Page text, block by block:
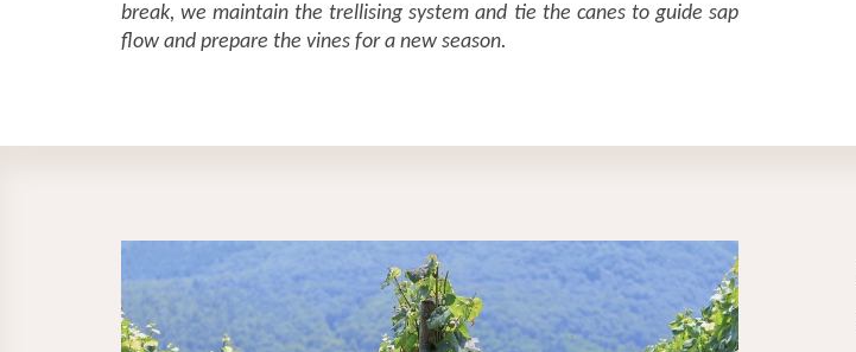
break, we maintain the trellising system and tie the canes to guide sap
flow and prepare the vines for a new season.